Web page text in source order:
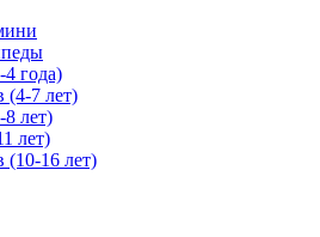
года)
(4-7 лет)
лет)
лет)
(10-16 лет)